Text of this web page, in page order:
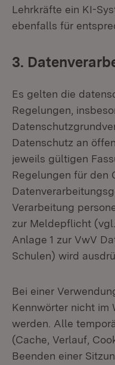
Lehrkräfte ein KI-
ebenfalls für
3.
Es gelten die
Regelungen,
Datenschutz an
jeweils gültigen
Regelungen für den
Verarbeitung
zur Meldepflicht (vgl.
Anlage 1 zur VwV
Schulen) wird
Bei einer
Kennwörter nicht im
werden. Alle
(Cache, Verlauf,
Beenden einer